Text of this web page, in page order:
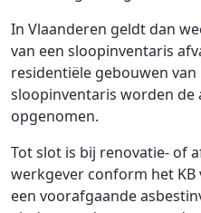
In Vlaanderen geldt dan
van een sloopinventaris
residentiële gebouwen
sloopinventaris worden de
opgenomen.
Tot slot is bij renovatie- of
werkgever conform het KB
een voorafgaande